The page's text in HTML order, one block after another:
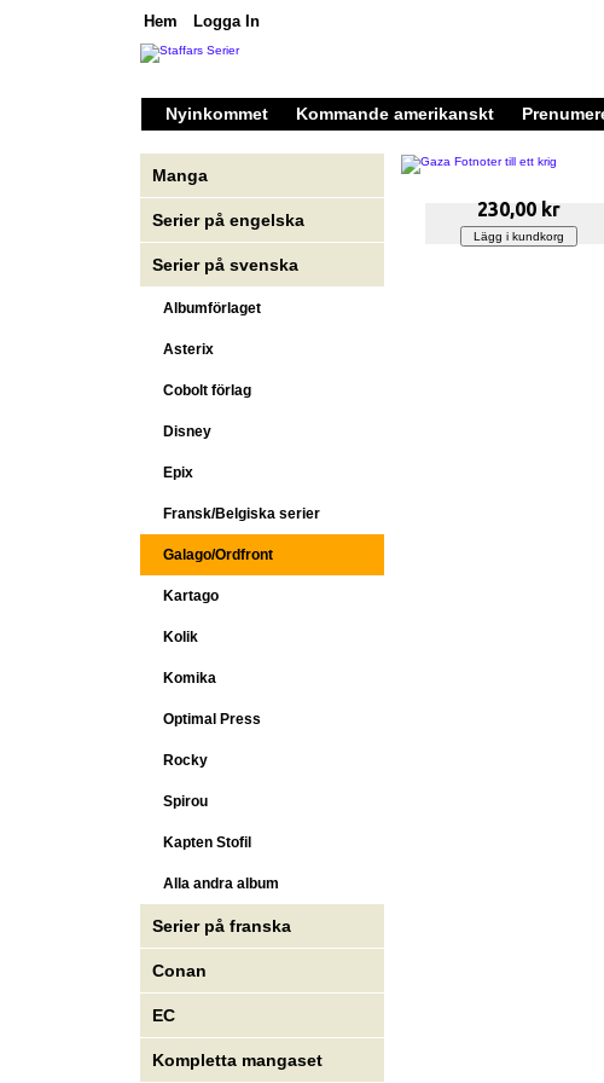
Hem Logga In
Nyinkommet Kommande amerikanskt
Manga
Serier på engelska
Serier på svenska
Albumförlaget
Asterix
Cobolt förlag
Disney
Epix
Fransk/Belgiska serier
Galago/Ordfront
Kartago
Kolik
Komika
Optimal Press
Rocky
Spirou
Kapten Stofil
Alla andra album
Serier på franska
Conan
EC
Kompletta mangaset
230,00 kr